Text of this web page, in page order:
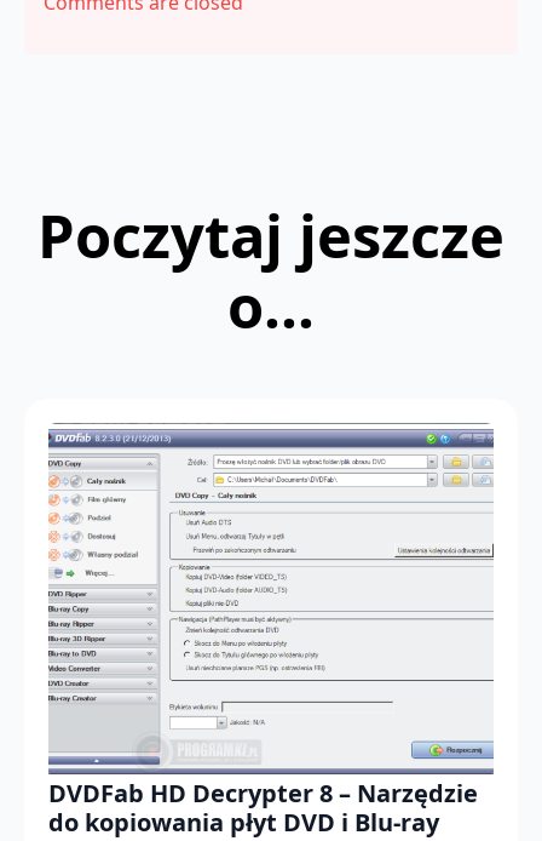
Poczytaj jeszcze
o...
DVDFab HD Decrypter 8 – Narzędzie
do kopiowania płyt DVD i Blu-ray